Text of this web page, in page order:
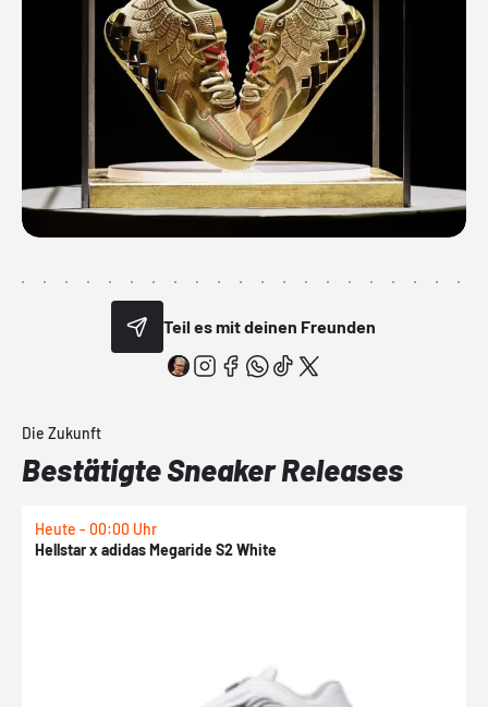
Teil es mit deinen Freunden
Die Zukunft
Bestätigte Sneaker Releases
Heute - 00:00 Uhr
Hellstar x adidas Megaride S2 White